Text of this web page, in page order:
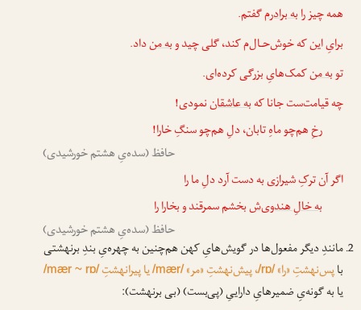
همه چیز رابه برادرمگفتم.
برایِ این که خوش‌حـال‌م کند، گلی چید وبه منداد.
توبه منکمک‌هایِ بزرگی کرده‌ای.
چه قیامت‌ست جانا کهبه عاشقاننمودی!
رخِ هم‌چو ماهِ تابان، دلِ هم‌چو سنگِ خارا!
حافظ (سده‌یِ هشتم خورشیدی)
اگر آن ترکِ شیرازی به دست آرد دلِ ما را
به خالِ هندوی‌شبخشم سمرقند و بخارا را
حافظ (سده‌یِ هشتم خورشیدی)
مانندِ دیگر مفعول‌ها در گویش‌هایِ کهن هم‌چنین به چهره‌یِ بندِ برنهشتی
باپس‌نهشتِ «را»/rɒ/، پیش‌نهشتِ «مر»/mær/یا پیرانهشتِ/mær ~ rɒ/
یا به گونه‌یِ ضمیرهایِ داراییِ (پی‌بست) (بی برنهشت):